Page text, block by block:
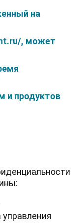
на
, может
и продуктов